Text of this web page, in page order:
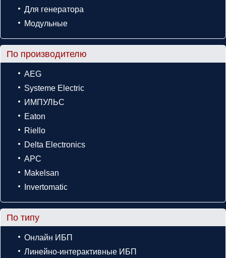
Для генератора
Модульные
По производителю
AEG
Systeme Electric
ИМПУЛЬС
Eaton
Riello
Delta Electronics
APC
Makelsan
Invertomatic
По типу
Онлайн ИБП
Линейно-интерактивные ИБП